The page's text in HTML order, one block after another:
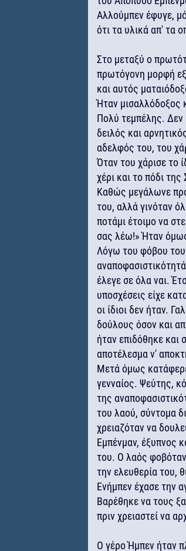
Αλλούμπεν έφυγε,
ότι τα υλικά απ' τα
Στο μεταξύ ο
πρωτόγονη μορφή
και αυτός
Ήταν μισαλλόδοξος
Πολύ τεμπέλης. Δεν
δειλός και
αδελφός του, του
Όταν του χάρισε το
χέρι και το πόδι
Καθώς μεγάλωνε
του, αλλά γινόταν
ποτάμι έτοιμο να
σας λέω!» Ήταν
Λόγω του φόβου
έλεγε σε όλα ναι.
υποσχέσεις είχε
οι ίδιοι δεν ήταν.
δούλους όσον και
ήταν επιδόθηκε και
αποτέλεσμα ν'
Μετά όμως
γενναίος. Ψεύτης,
της
του λαού, σύντομα
χρειαζόταν να
Εμπένμαν, έξυπνος
του. Ο λαός
την ελευθερία του,
Ενήμπεν έχασε την
Βαρέθηκε να τους
πριν χρειαστεί να
Ο γέρο Ήμπεν ήταν